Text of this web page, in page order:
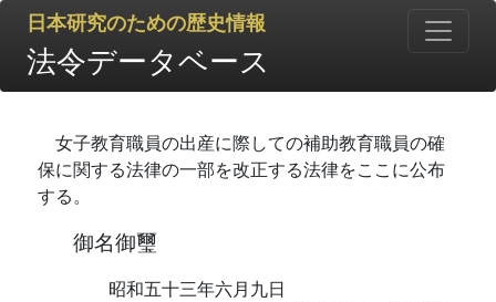
日本研究のための歴史情報
法令データベース
女子教育職員の出産に際しての補助教育職員の確
保に関する法律の一部を改正する法律をここに公布
する。
御名御璽
昭和五十三年六月九日